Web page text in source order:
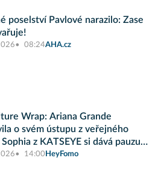
poselství Pavlové narazilo: Zase
08:24AHA.cz
Wrap: Ariana Grande
o svém ústupu z veřejného
z KATSEYE si dává pauzu
14:00 HeyFomo